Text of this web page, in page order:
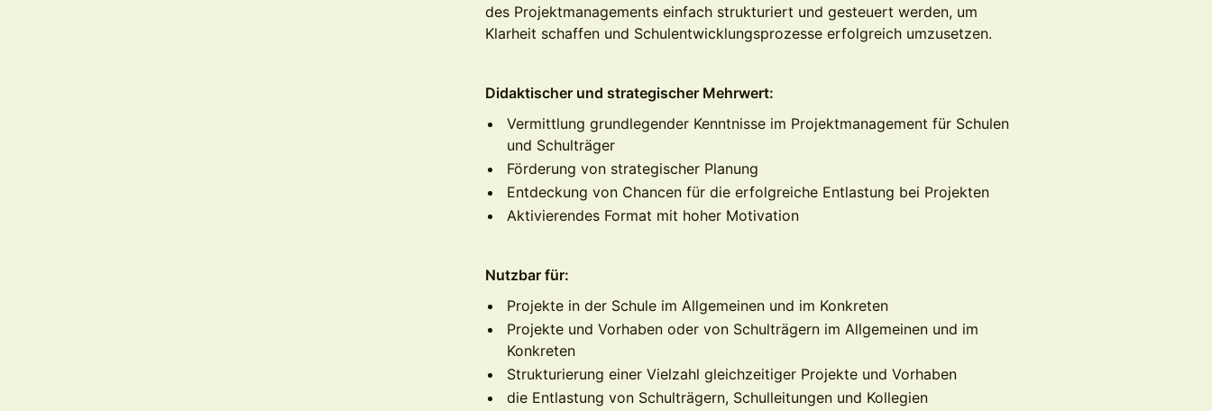
des Projektmanagements einfach strukturiert und gesteuert werden, um
Klarheit schaffen und Schulentwicklungsprozesse erfolgreich umzusetzen.
Didaktischer und strategischer Mehrwert:
Vermittlung grundlegender Kenntnisse im Projektmanagement für Schulen
und Schulträger
Förderung von strategischer Planung
Entdeckung von Chancen für die erfolgreiche Entlastung bei Projekten
Aktivierendes Format mit hoher Motivation
Nutzbar für:
Projekte in der Schule im Allgemeinen und im Konkreten
Projekte und Vorhaben oder von Schulträgern im Allgemeinen und im
Konkreten
Strukturierung einer Vielzahl gleichzeitiger Projekte und Vorhaben
die Entlastung von Schulträgern, Schulleitungen und Kollegien